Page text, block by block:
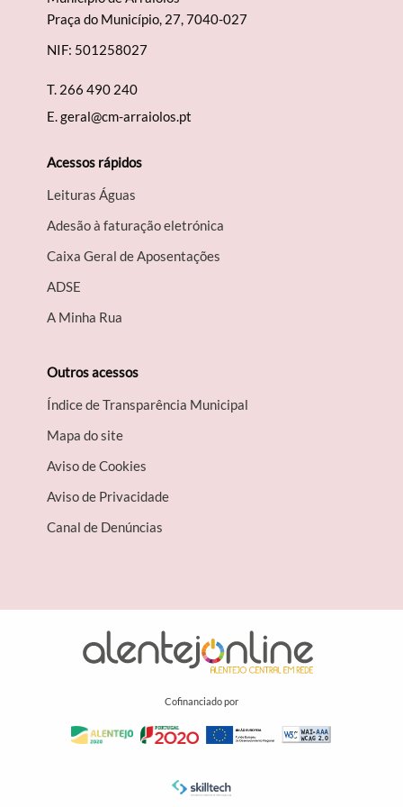
Praça do Município, 27, 7040-027
NIF: 501258027
T. 266 490 240
E.geral@cm-arraiolos.pt
Acessos rápidos
Leituras Águas
Adesão à faturação eletrónica
Caixa Geral de Aposentações
A​DSE
A Minha Rua
Outros acessos
Índice de Transparência Municipal
Mapa do site
Aviso de Cookies
Aviso de Privacidade
Canal de Denúncias
Cofinanciado por